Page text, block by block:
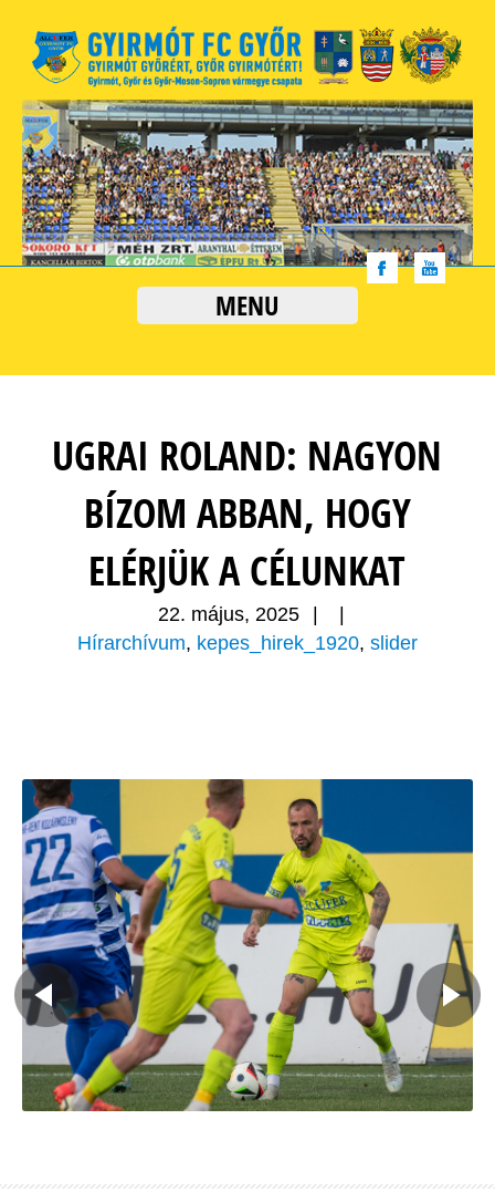
MENU
UGRAI ROLAND: NAGYON
BÍZOM ABBAN, HOGY
ELÉRJÜK A CÉLUNKAT
22. május, 2025
Hírarchívum, kepes_hirek_1920, slider